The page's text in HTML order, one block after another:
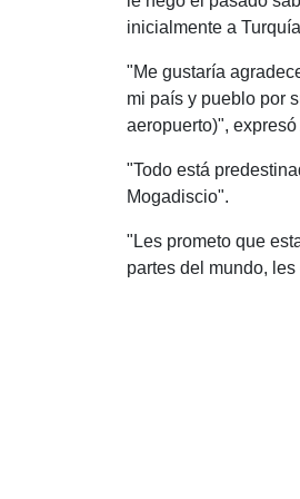
inicialmente a
"Me gustaría
mi país y pueblo por
aeropuerto)",
"Todo está
Mogadiscio".
"Les prometo que
partes del mundo,